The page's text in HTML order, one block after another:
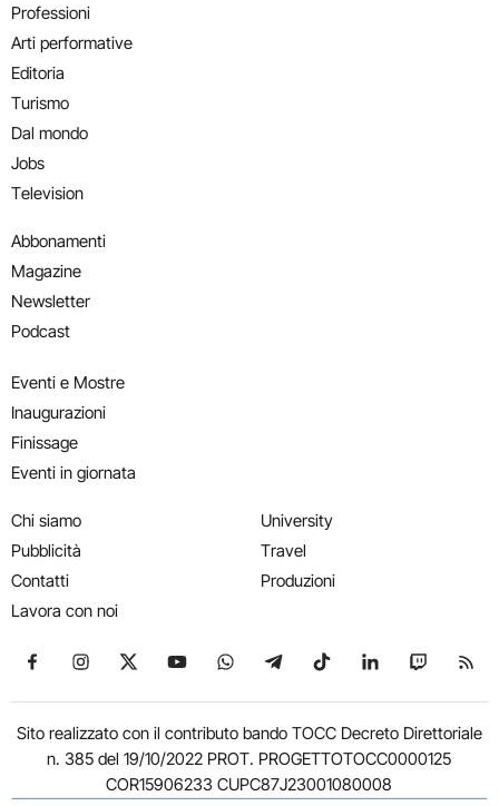
Professioni
Arti performative
Editoria
Turismo
Dal mondo
Jobs
Television
Abbonamenti
Magazine
Newsletter
Podcast
Eventi e Mostre
Inaugurazioni
Finissage
Eventi in giornata
Chi siamo
Pubblicità
Contatti
Lavora con noi
University
Travel
Produzioni
Seguici su Facebook
Seguici su Instagram
Seguici su X
Seguici su YouTube
Seguici su WhatsApp
Seguici su Telegram
Seguici su TikTok
Seguici su
Seguici
Sito realizzato con il contributo bando TOCC Decreto Direttoriale
n. 385 del 19/10/2022 PROT. PROGETTOTOCC0000125
COR15906233 CUPC87J23001080008